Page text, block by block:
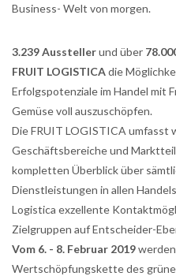
Business- Welt von morgen.
3.239 Ausstellerund über
FRUIT LOGISTICAdie
Erfolgspotenziale im Handel mit
Gemüse voll auszuschöpfen.
Die FRUIT LOGISTICA umfasst
Geschäftsbereiche und
kompletten Überblick über
Dienstleistungen in allen
Logistica exzellente
Zielgruppen auf Entscheider-
Vom 6. - 8. Februar 2019
Wertschöpfungskette des